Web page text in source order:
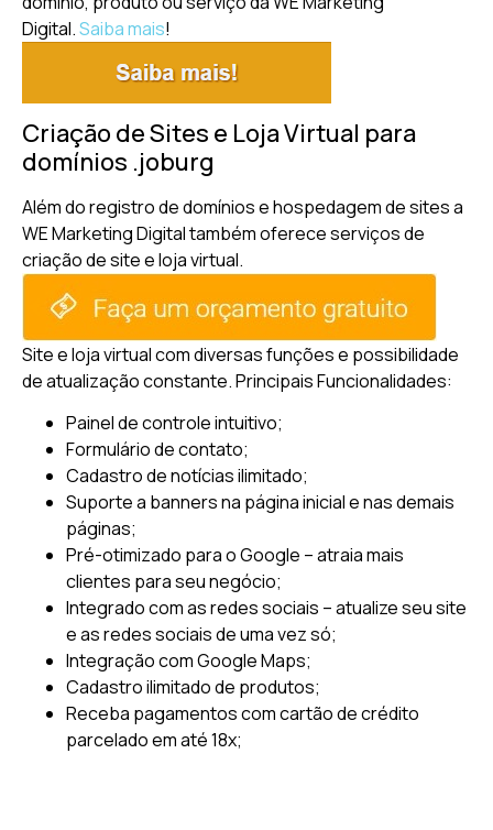
Digital.Saiba mais!
Criação de Sites e Loja Virtual para
domínios .joburg
Além do registro de domínios e hospedagem de sites a
WE Marketing Digital também oferece serviços de
criação de site e loja virtual.
Site e loja virtual com diversas funções e possibilidade
de atualização constante.Principais Funcionalidades:
Painel de controle intuitivo;
Formulário de contato;
Cadastro de notícias ilimitado;
Suporte a banners na página inicial e nas demais
páginas;
Pré-otimizado para o Google – atraia mais
clientes para seu negócio;
Integrado com as redes sociais – atualize seu site
e as redes sociais de uma vez só;
Integração com Google Maps;
Cadastro ilimitado de produtos;
Receba pagamentos com cartão de crédito
parcelado em até 18x;